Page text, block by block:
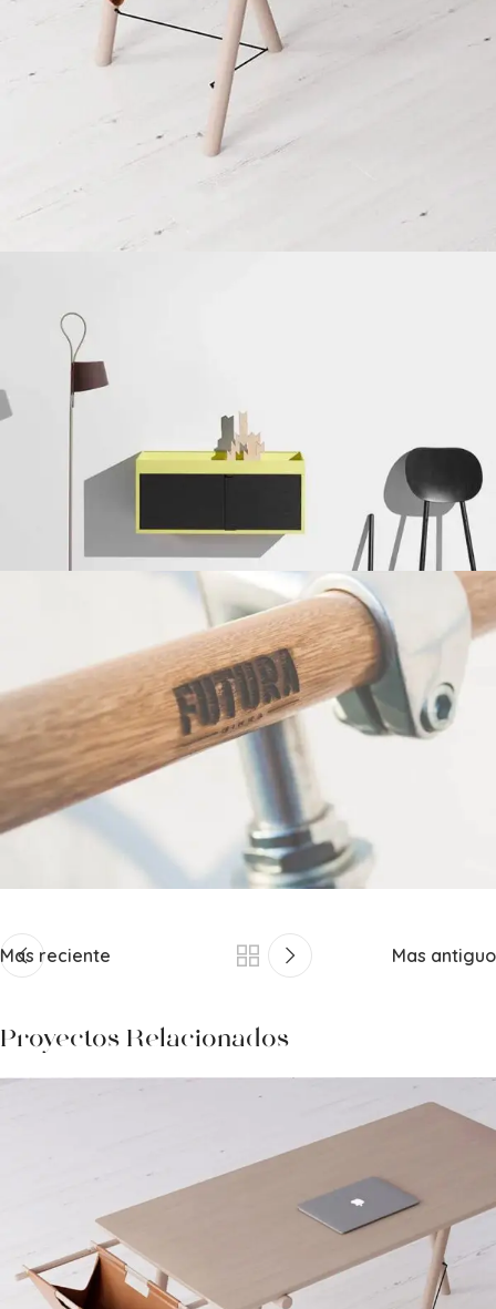
Mas reciente Mas antiguo
Proyectos Relacionados